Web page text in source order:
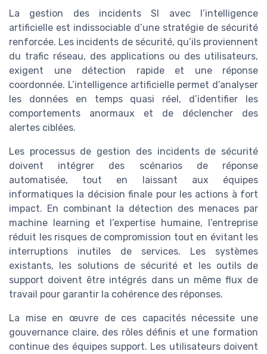
La gestion des incidents SI avec l’intelligence
artificielle est indissociable d’une stratégie de sécurité
renforcée. Les incidents de sécurité, qu’ils proviennent
du trafic réseau, des applications ou des utilisateurs,
exigent une détection rapide et une réponse
coordonnée. L’intelligence artificielle permet d’analyser
les données en temps quasi réel, d’identifier les
comportements anormaux et de déclencher des
alertes ciblées.
Les processus de gestion des incidents de sécurité
doivent intégrer des scénarios de réponse
automatisée, tout en laissant aux équipes
informatiques la décision finale pour les actions à fort
impact. En combinant la détection des menaces par
machine learning et l’expertise humaine, l’entreprise
réduit les risques de compromission tout en évitant les
interruptions inutiles de services. Les systèmes
existants, les solutions de sécurité et les outils de
support doivent être intégrés dans un même flux de
travail pour garantir la cohérence des réponses.
La mise en œuvre de ces capacités nécessite une
gouvernance claire, des rôles définis et une formation
continue des équipes support. Les utilisateurs doivent